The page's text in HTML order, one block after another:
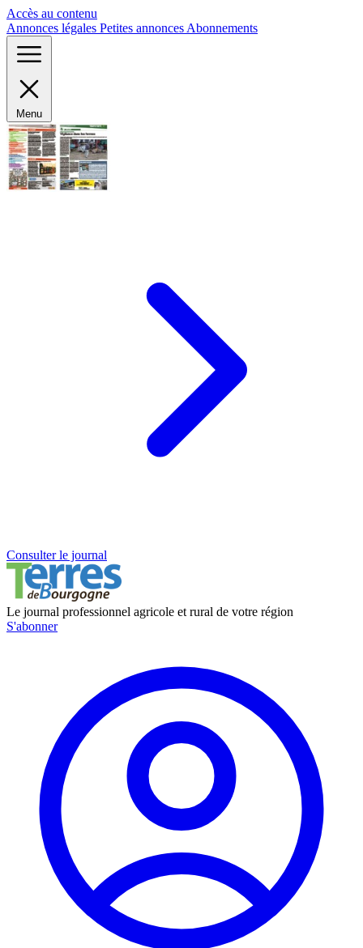
Accès au contenu
Annonces légales Petites annonces Abonnements
Menu
Consulter le journal
Le journal professionnel agricole et rural de votre région
S'abonner
Panneau de gestion des cookies